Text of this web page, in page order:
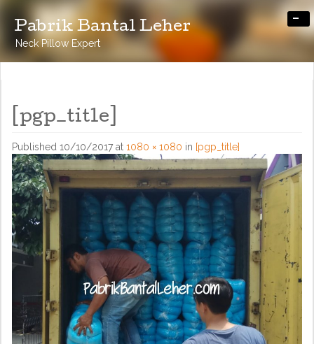
Pabrik Bantal Leher
Neck Pillow Expert
-
[pgp_title]
Published 10/10/2017 at 1080 × 1080 in [pgp_title]